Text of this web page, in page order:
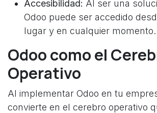
Accesibilidad: Al ser una
Odoo puede ser accedido
lugar y en cualquier momento.
Odoo como el
Operativo
Al implementar Odoo en tu
convierte en el cerebro operativo